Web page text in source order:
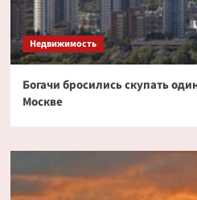
Недвижимость
Богачи бросились скупать
Москве